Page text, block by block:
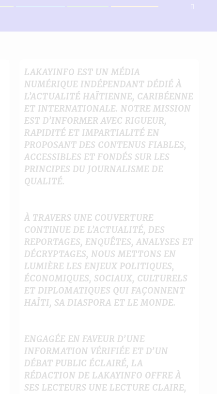
LAKAYINFO EST UN MÉDIA
NUMÉRIQUE INDÉPENDANT DÉDIÉ À
L’ACTUALITÉ HAÏTIENNE, CARIBÉENNE
ET INTERNATIONALE. NOTRE MISSION
EST D’INFORMER AVEC RIGUEUR,
RAPIDITÉ ET IMPARTIALITÉ EN
PROPOSANT DES CONTENUS FIABLES,
ACCESSIBLES ET FONDÉS SUR LES
PRINCIPES DU JOURNALISME DE
QUALITÉ.
À TRAVERS UNE COUVERTURE
CONTINUE DE L’ACTUALITÉ, DES
REPORTAGES, ENQUÊTES, ANALYSES ET
DÉCRYPTAGES, NOUS METTONS EN
LUMIÈRE LES ENJEUX POLITIQUES,
ÉCONOMIQUES, SOCIAUX, CULTURELS
ET DIPLOMATIQUES QUI FAÇONNENT
HAÏTI, SA DIASPORA ET LE MONDE.
ENGAGÉE EN FAVEUR D’UNE
INFORMATION VÉRIFIÉE ET D’UN
DÉBAT PUBLIC ÉCLAIRÉ, LA
RÉDACTION DE LAKAYINFO OFFRE À
SES LECTEURS UNE LECTURE CLAIRE,